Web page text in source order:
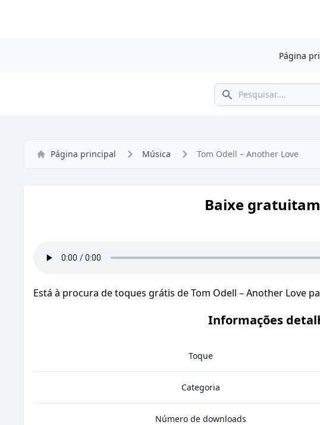
Página
Pesquisar
Página principal Música Tom Odell – Another Love
Baixe
Está à procura de toques grátis de Tom Odell – Another Love
Informações
Toque
Categoria
Número de downloads